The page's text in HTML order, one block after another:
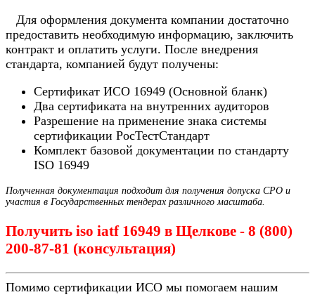
Для оформления документа компании достаточно
предоставить необходимую информацию, заключить
контракт и оплатить услуги. После внедрения
стандарта, компанией будут получены:
Сертификат ИСО 16949 (Основной бланк)
Два сертификата на внутренних аудиторов
Разрешение на применение знака системы
сертификации РосТестСтандарт
Комплект базовой документации по стандарту
ISO 16949
Полученная документация подходит для получения допуска СРО и
участия в Государственных тендерах различного масштаба.
Получить iso iatf 16949 в Щелкове - 8 (800)
200-87-81 (консультация)
Помимо сертификации ИСО мы помогаем нашим